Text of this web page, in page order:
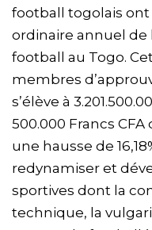
football togolais
ordinaire annuel de
football au Togo.
membres
s’élève à
500.000 Francs
une hausse de
redynamiser et
sportives dont la
technique, la